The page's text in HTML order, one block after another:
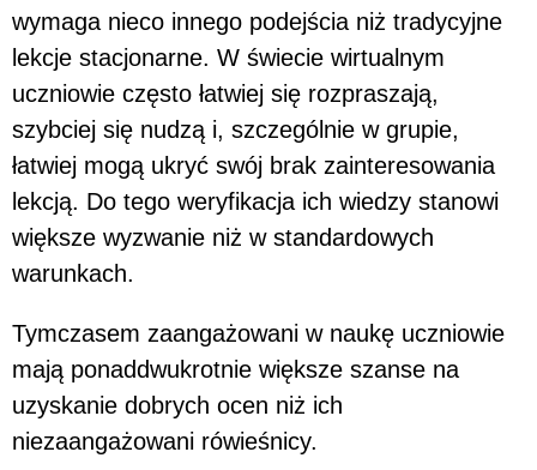
wymaga nieco innego podejścia niż tradycyjne
lekcje stacjonarne. W świecie wirtualnym
uczniowie często łatwiej się rozpraszają,
szybciej się nudzą i, szczególnie w grupie,
łatwiej mogą ukryć swój brak zainteresowania
lekcją. Do tego weryfikacja ich wiedzy stanowi
większe wyzwanie niż w standardowych
warunkach.
Tymczasem zaangażowani w naukę uczniowie
mają ponaddwukrotnie większe szanse na
uzyskanie dobrych ocen niż ich
niezaangażowani rówieśnicy.